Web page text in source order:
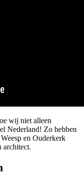
wij niet alleen
Nederland! Zo hebben
en Ouderkerk
architect.